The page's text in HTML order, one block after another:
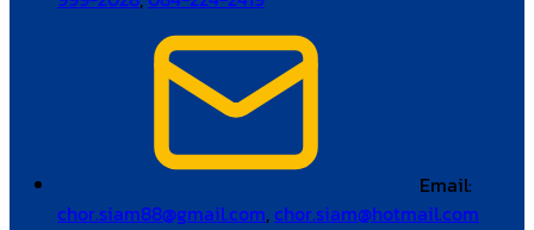
Email:
chor.siam88@gmail.com,chor.siam@hotmail.com